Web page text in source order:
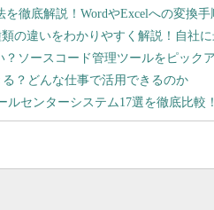
を徹底解説！WordやExcelへの変換
類の違いをわかりやすく解説！自社
？ソースコード管理ツールをピック
る？どんな仕事で活用できるのか
ルセンターシステム17選を徹底比